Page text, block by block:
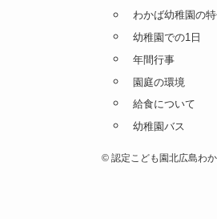
わかば幼稚園の
幼稚園での1日
年間行事
園庭の環境
給食について
幼稚園バス
©認定こども園北広島わか